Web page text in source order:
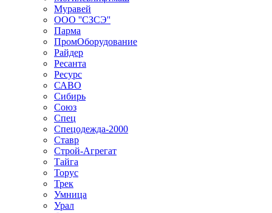
Муравей
ООО ''СЗСЭ''
Парма
ПромОборудование
Райдер
Ресанта
Ресурс
САВО
Сибирь
Союз
Спец
Спецодежда-2000
Ставр
Строй-Агрегат
Тайга
Торус
Трек
Умница
Урал